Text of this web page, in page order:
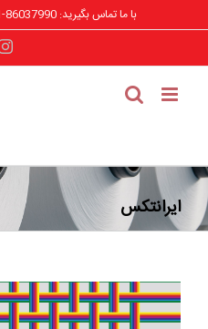
به
با ما تماس بگیرید: 86037990-021
ایرانتکس